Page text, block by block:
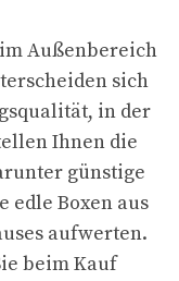
Außenbereich
sich
in der
Ihnen die
günstige
edle Boxen aus
aufwerten.
beim Kauf